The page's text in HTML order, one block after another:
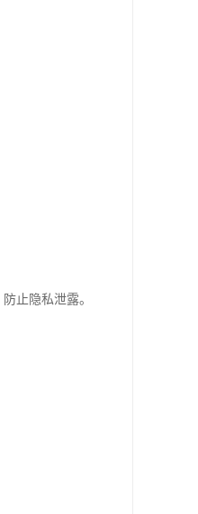
止隐私泄露。